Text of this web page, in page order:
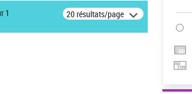
1 20 résultats/page